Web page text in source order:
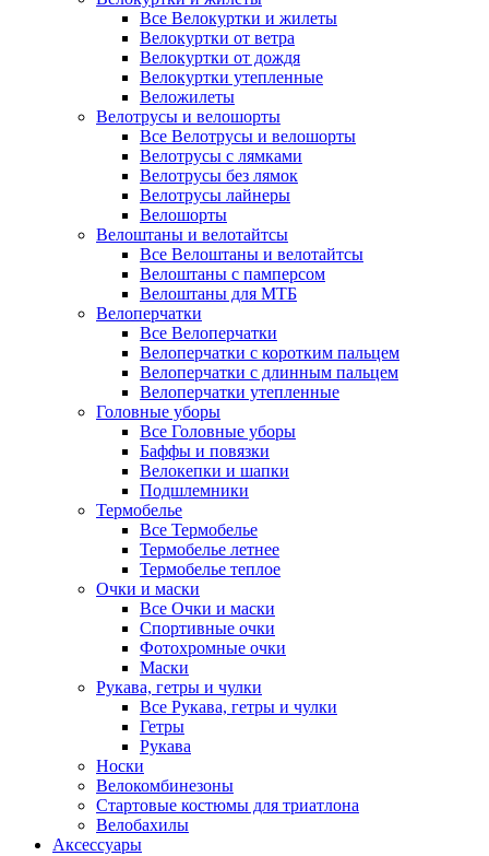
Все Велокуртки и жилеты
Велокуртки от ветра
Велокуртки от дождя
Велокуртки утепленные
Веложилеты
Велотрусы и велошорты
Все Велотрусы и велошорты
Велотрусы с лямками
Велотрусы без лямок
Велотрусы лайнеры
Велошорты
Велоштаны и велотайтсы
Все Велоштаны и велотайтсы
Велоштаны с памперсом
Велоштаны для МТБ
Велоперчатки
Все Велоперчатки
Велоперчатки с коротким пальцем
Велоперчатки с длинным пальцем
Велоперчатки утепленные
Головные уборы
Все Головные уборы
Баффы и повязки
Велокепки и шапки
Подшлемники
Термобелье
Все Термобелье
Термобелье летнее
Термобелье теплое
Очки и маски
Все Очки и маски
Спортивные очки
Фотохромные очки
Маски
Рукава, гетры и чулки
Все Рукава, гетры и чулки
Гетры
Рукава
Носки
Велокомбинезоны
Стартовые костюмы для триатлона
Велобахилы
Аксессуары